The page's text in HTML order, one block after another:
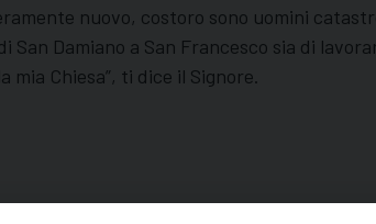
nuovo, costoro sono uomini
San Damiano a San Francesco sia di
mia Chiesa”, ti dice il Signore.